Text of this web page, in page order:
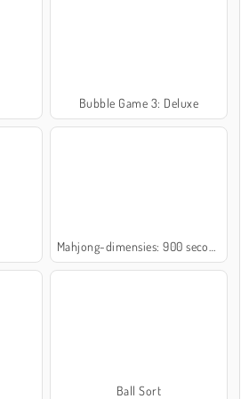
Bubble Game 3: Deluxe
Ball Sort